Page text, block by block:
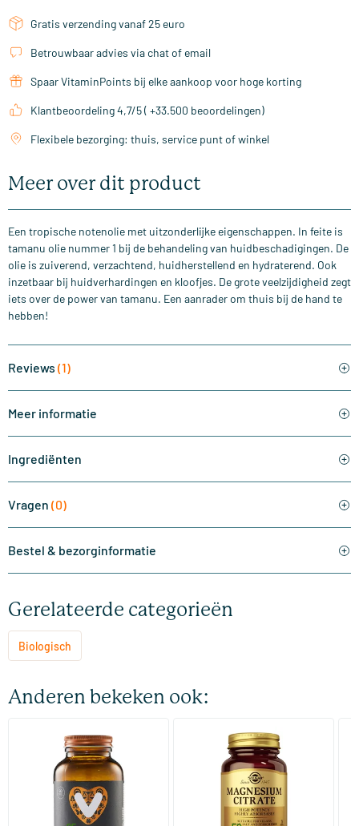
Gratis verzending vanaf 25 euro
Betrouwbaar advies via chat of email
Spaar VitaminPoints bij elke aankoop voor hoge korting
Klantbeoordeling 4,7/5 ( +33.500 beoordelingen)
Flexibele bezorging: thuis, service punt of winkel
Meer over dit product
Een tropische notenolie met uitzonderlijke eigenschappen. In feite is
tamanu olie nummer 1 bij de behandeling van huidbeschadigingen. De
olie is zuiverend, verzachtend, huidherstellend en hydraterend. Ook
inzetbaar bij huidverhardingen en kloofjes. De grote veelzijdigheid zegt
iets over de power van tamanu. Een aanrader om thuis bij de hand te
hebben!
Reviews (1)
Meer informatie
Ingrediënten
Vragen (0)
Bestel & bezorginformatie
Gerelateerde categorieën
Biologisch
Anderen bekeken ook:
(510)
Super Magnesium
60/​120 tabletten
Vitaminstore
(287)
Magnesium Citrate
(Magnesium Citraat)
60/​120 tabletten
Solgar Vitamins